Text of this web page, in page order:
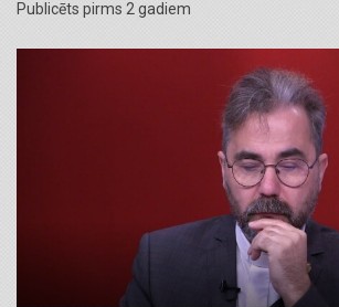
Publicēts pirms 2 gadiem